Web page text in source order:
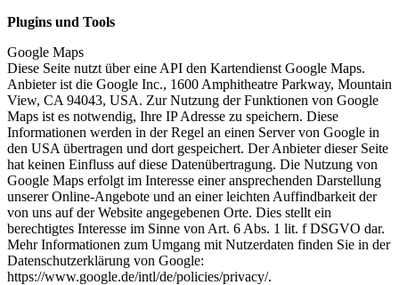
Plugins und Tools
Google Maps
Diese Seite nutzt über eine API den Kartendienst Google Maps.
Anbieter ist die Google Inc., 1600 Amphitheatre Parkway, Mountain
View, CA 94043, USA. Zur Nutzung der Funktionen von Google
Maps ist es notwendig, Ihre IP Adresse zu speichern. Diese
Informationen werden in der Regel an einen Server von Google in
den USA übertragen und dort gespeichert. Der Anbieter dieser Seite
hat keinen Einfluss auf diese Datenübertragung. Die Nutzung von
Google Maps erfolgt im Interesse einer ansprechenden Darstellung
unserer Online-Angebote und an einer leichten Auffindbarkeit der
von uns auf der Website angegebenen Orte. Dies stellt ein
berechtigtes Interesse im Sinne von Art. 6 Abs. 1 lit. f DSGVO dar.
Mehr Informationen zum Umgang mit Nutzerdaten finden Sie in der
Datenschutzerklärung von Google:
https://www.google.de/intl/de/policies/privacy/.